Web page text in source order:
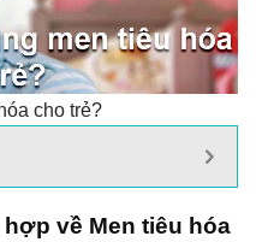
cho trẻ?
về Men tiêu hóa